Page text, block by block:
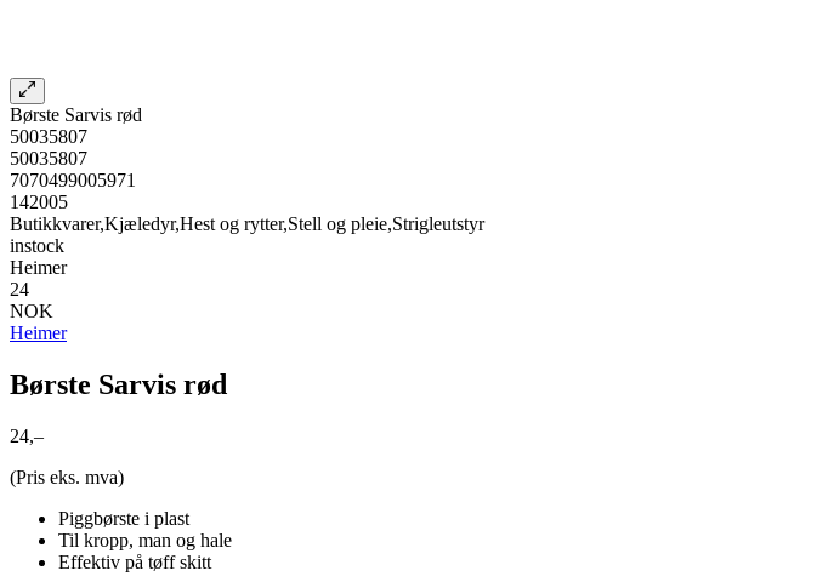
Børste Sarvis rød
50035807
50035807
7070499005971
142005
Butikkvarer,Kjæledyr,Hest og rytter,Stell og pleie,Strigleutstyr
instock
Heimer
24
NOK
Heimer
Børste Sarvis rød
24,–
(Pris eks. mva)
Piggbørste i plast
Til kropp, man og hale
Effektiv på tøff skitt